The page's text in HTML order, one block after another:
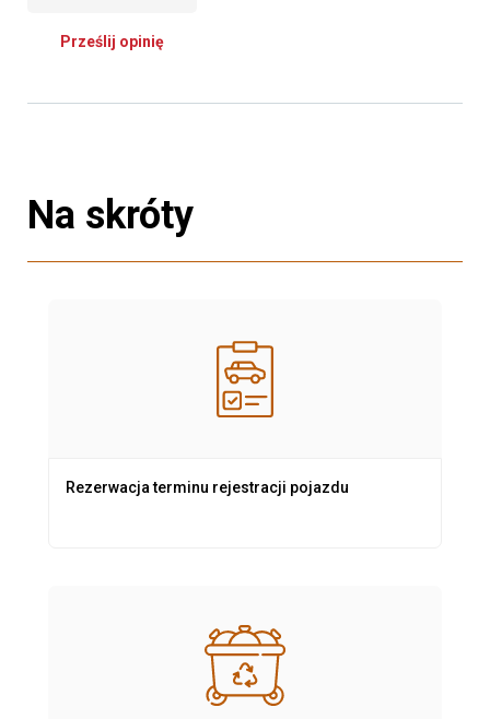
Prześlij opinię
Na skróty
Rezerwacja terminu rejestracji pojazdu